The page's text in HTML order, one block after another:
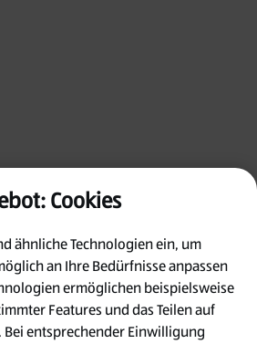
Oops!
Cookies
ähnliche Technologien ein, um
an Ihre Bedürfnisse anpassen
ermöglichen beispielsweise
Features und das Teilen auf
entsprechender Einwilligung